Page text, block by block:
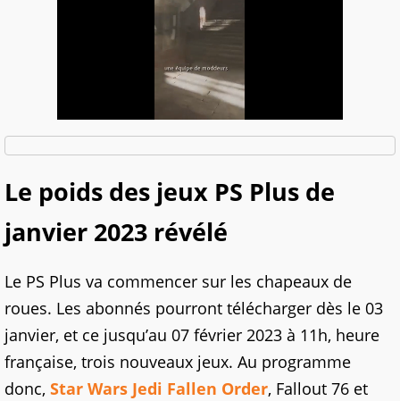
Le poids des jeux PS Plus de
janvier 2023 révélé
Le PS Plus va commencer sur les chapeaux de
roues. Les abonnés pourront télécharger dès le 03
janvier, et ce jusqu’au 07 février 2023 à 11h, heure
française, trois nouveaux jeux. Au programme
donc, Star Wars Jedi Fallen Order, Fallout 76 et